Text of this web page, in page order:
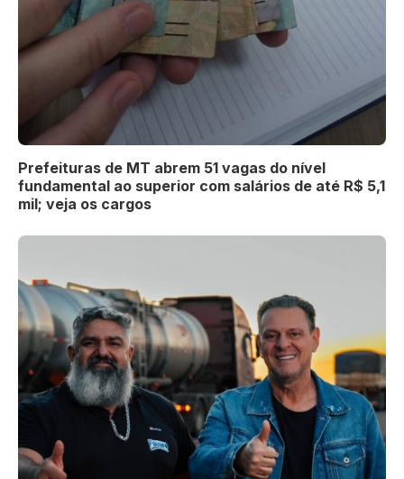
Prefeituras de MT abrem 51 vagas do nível
fundamental ao superior com salários de até R$ 5,1
mil; veja os cargos